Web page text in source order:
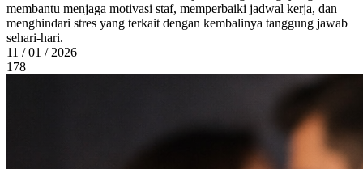
membantu menjaga motivasi staf, memperbaiki jadwal kerja, dan
menghindari stres yang terkait dengan kembalinya tanggung jawab
sehari-hari.
11 / 01 / 2026
178